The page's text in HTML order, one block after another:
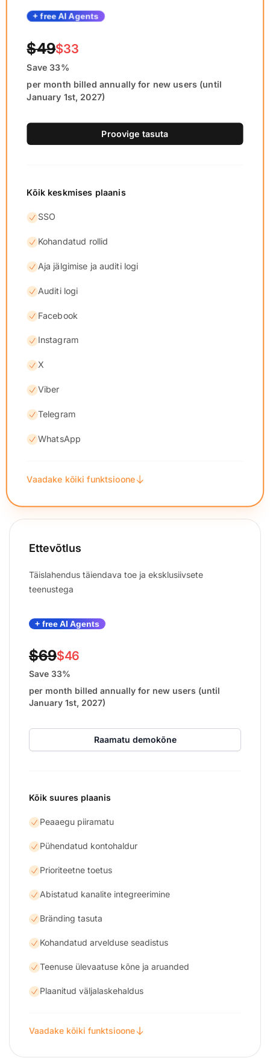
+ free AI Agents
$49$33
Save 33%
per month billed annually for new users (until
January 1st, 2027)
Proovige tasuta
Kõik keskmises plaanis
SSO
Kohandatud rollid
Aja jälgimise ja auditi logi
Auditi logi
Facebook
Instagram
X
Viber
Telegram
WhatsApp
Vaadake kõiki funktsioone
Ettevõtlus
Täislahendus täiendava toe ja eksklusiivsete
teenustega
+ free AI Agents
$69$46
Save 33%
per month billed annually for new users (until
January 1st, 2027)
Raamatu demokõne
Kõik suures plaanis
Peaaegu piiramatu
Pühendatud kontohaldur
Prioriteetne toetus
Abistatud kanalite integreerimine
Bränding tasuta
Kohandatud arvelduse seadistus
Teenuse ülevaatuse kõne ja aruanded
Plaanitud väljalaskehaldus
Vaadake kõiki funktsioone